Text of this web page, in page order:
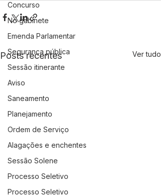
Concurso
No gabinete
Emenda Parlamentar
Segurança pública
Sessão itinerante
Aviso
Saneamento
Planejamento
Ordem de Serviço
Alagações e enchentes
Sessão Solene
Processo Seletivo
Processo Seletivo
Posts recentes Ver tudo